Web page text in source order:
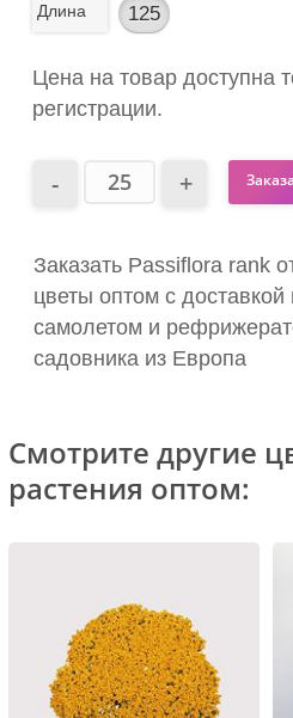
Длина 125
Цена на товар доступна
регистрации.
Заказать Passiflora rank
цветы оптом с доставкой
самолетом и
садовника из Европа
Смотрите другие
растения оптом: